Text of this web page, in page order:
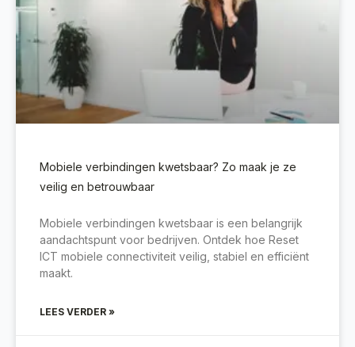
Mobiele verbindingen kwetsbaar? Zo maak je ze
veilig en betrouwbaar
Mobiele verbindingen kwetsbaar is een belangrijk
aandachtspunt voor bedrijven. Ontdek hoe Reset
ICT mobiele connectiviteit veilig, stabiel en efficiënt
maakt.
LEES VERDER »